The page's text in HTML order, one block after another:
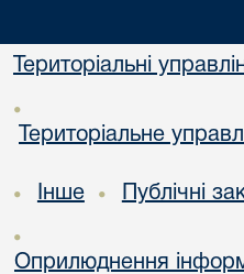
Територіальні
•
Територіальне
• Інше • Публічні
•
Оприлюднення